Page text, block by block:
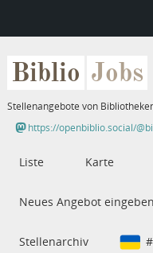
Biblio Jobs
Stellenangebote von
https://openbiblio.social/
Liste Karte
Neues Angebot eingeben
Stellenarchiv